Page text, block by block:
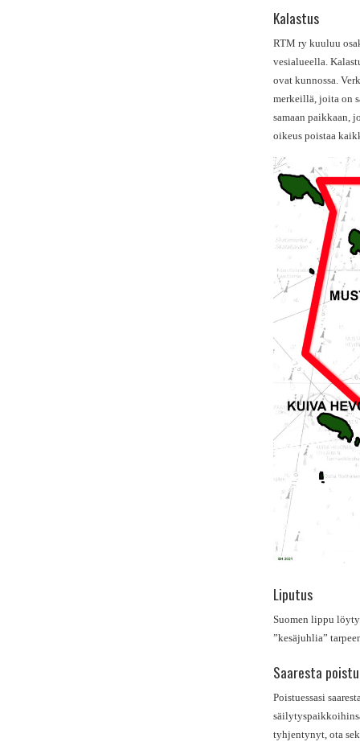
Kalastus
RTM ry kuuluu
vesialueella.
ovat kunnossa.
merkeillä, joita on
samaan paikkaan,
oikeus poistaa
Liputus
Suomen lippu
”kesäjuhlia”
Saaresta
Poistuessasi
tyhjentynyt, ota